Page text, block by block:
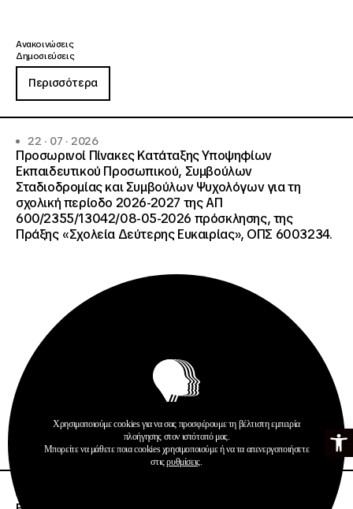
Ανοίξτε
Ανακοινώσεις
Δημοσιεύσεις
Περισσότερα
22 · 07 · 2026
Προσωρινοί Πίνακες Κατάταξης Υποψηφίων
Εκπαιδευτικού Προσωπικού, Συμβούλων
Σταδιοδρομίας και Συμβούλων Ψυχολόγων για τη
σχολική περίοδο 2026-2027 της ΑΠ
600/2355/13042/08-05-2026 πρόσκλησης, της
Πράξης «Σχολεία Δεύτερης Ευκαιρίας», ΟΠΣ 6003234.
Χρησιμοποιούμε cookies για να σας προσφέρουμε τη βέλτιστη εμπειρία
πλοήγησης στον ιστότοπό μας.
Μπορείτε να μάθετε ποια cookies χρησιμοποιούμε ή να τα απενεργοποιήσετε
στιςρυθμίσεις.